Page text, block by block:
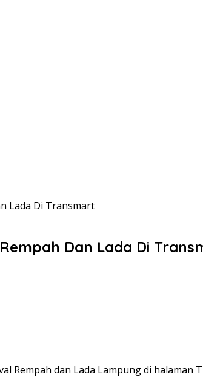
Lada Di Transmart
Dan Lada Di
Rempah dan Lada Lampung di halaman